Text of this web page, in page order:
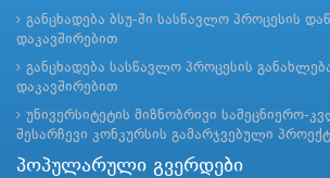
განცხადება ბსუ-ში სასწავლო პროცესის
დაკავშირებით
განცხადება სასწავლო პროცესის
დაკავშირებით
უნივერსიტეტის მიზნობრივი სამეცნიერო-
შესარჩევი კონკურსის გამარჯვებული
პოპულარული გვერდები